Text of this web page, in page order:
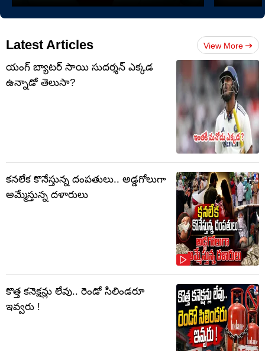
Latest Articles View More
యంగ్ బ్యాటర్ సాయి సుదర్శన్ ఎక్కడ
ఉన్నాడో తెలుసా?
కనలేక కొనేస్తున్న దంపతులు.. అడ్డగోలుగా
అమ్మేస్తున్న దళారులు
కొత్త కనెక్షన్లు లేవు.. రెండో సిలిండరూ
ఇవ్వరు !